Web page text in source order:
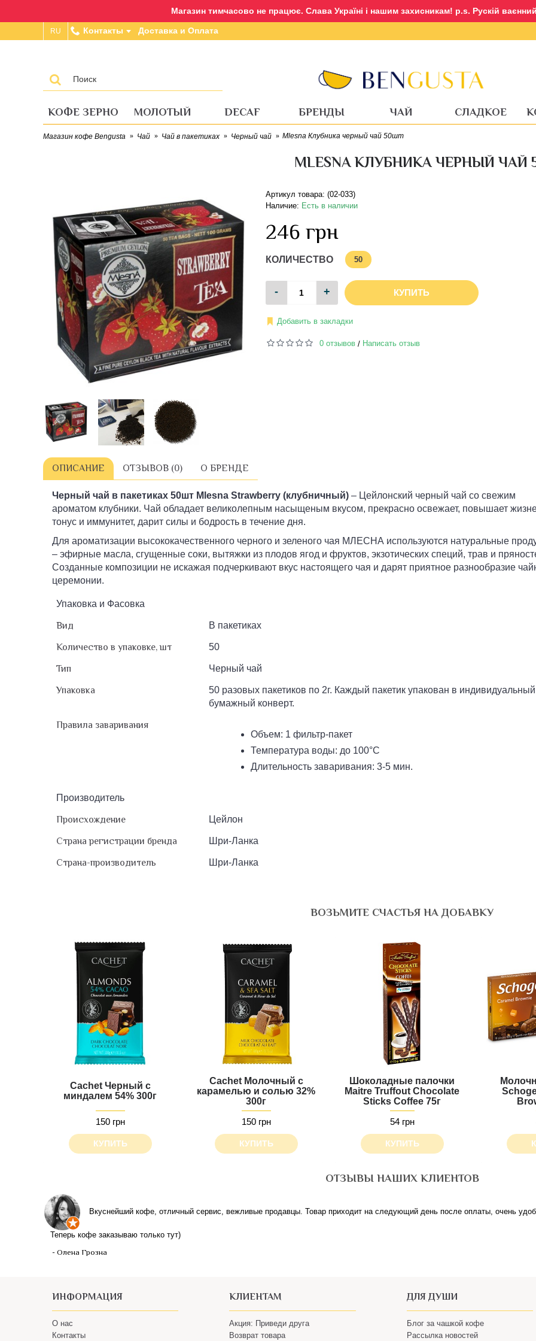
Магазин тимчасово не працює. Слава Україні і нашим захисникам! p.s. Рускій
RU Контакты
Доставка и Оплата
КОФЕ ЗЕРНО МОЛОТЫЙ DECAF БРЕНДЫ ЧАЙ СЛАДКОЕ
Магазин кофе Bengusta Чай Чай в пакетиках Черный чай Mlesna Клубника черный чай 50шт
MLESNA КЛУБНИКА ЧЕРНЫЙ ЧАЙ
Артикул товара: (02-033)
Наличие: Есть в наличии
246 грн
КОЛИЧЕСТВО 50
- + КУПИТЬ
Добавить в закладки
0 отзывов / Написать отзыв
ОПИСАНИЕ ОТЗЫВОВ (0) О БРЕНДЕ
Черный чай в пакетиках 50шт Mlesna Strawberry (клубничный) – Цейлонский черный чай со свежим
ароматом клубники. Чай обладает великолепным насыщеным вкусом, прекрасно освежает, повышает
тонус и иммунитет, дарит силы и бодрость в течение дня.
Для ароматизации высококачественного черного и зеленого чая МЛЕСНА используются натуральные
– эфирные масла, сгущенные соки, вытяжки из плодов ягод и фруктов, экзотических специй, трав и
Созданные композиции не искажая подчеркивают вкус настоящего чая и дарят приятное разнообразие
церемонии.
Упаковка и Фасовка
Вид В пакетиках
Количество в упаковке, шт 50
Тип Черный чай
Упаковка
50 разовых пакетиков по 2г. Каждый пакетик упакован в индивидуальный
бумажный конверт.
Правила заваривания
Объем: 1 фильтр-пакет
Температура воды: до 100°С
Длительность заваривания: 3-5 мин.
Производитель
Происхождение Цейлон
Страна регистрации бренда Шри-Ланка
Страна-производитель Шри-Ланка
ВОЗЬМИТЕ СЧАСТЬЯ НА ДОБАВКУ
Cachet Черный с
миндалем 54% 300г
150 грн
КУПИТЬ
Cachet Молочный с
карамелью и солью 32%
300г
150 грн
КУПИТЬ
Шоколадные палочки
Maitre Truffout Chocolate
Sticks Сoffee 75г
54 грн
КУПИТЬ
ОТЗЫВЫ НАШИХ КЛИЕНТОВ
Вкуснейший кофе, отличный сервис, вежливые продавцы. Товар приходит на следующий день после оплаты, очень
Теперь кофе заказываю только тут)
- Олена Грозна
Доставка и Оплата
Подарочные сертификаты